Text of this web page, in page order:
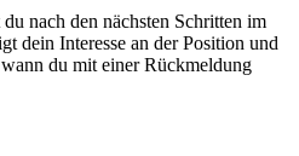
nach den nächsten Schritten im
dein Interesse an der Position und
du mit einer Rückmeldung